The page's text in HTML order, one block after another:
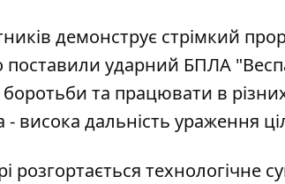
демонструє стрімкий
поставили ударний БПЛА
та працювати в
висока дальність ураження
розгортається